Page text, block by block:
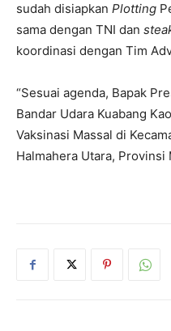
sudah disiapkan Plotting
sama dengan TNI dan
koordinasi dengan Tim
“Sesuai agenda, Bapak
Bandar Udara Kuabang
Vaksinasi Massal di
Halmahera Utara, Provinsi